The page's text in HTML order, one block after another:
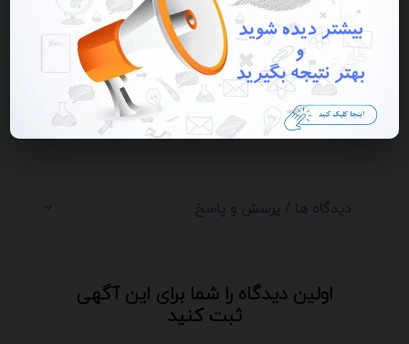
📢 ثبت آگهی در سامانه
💬 ثبت آگهی شما در این صفحه
📰 ثبت ریپورتاژ
دیدگاه ها / پرسش و پاسخ
اولین دیدگاه را شما برای این آگهی
ثبت کنید